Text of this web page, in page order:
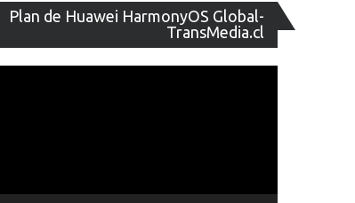
Plan de Huawei HarmonyOS Global-
TransMedia.cl
de
vídeo